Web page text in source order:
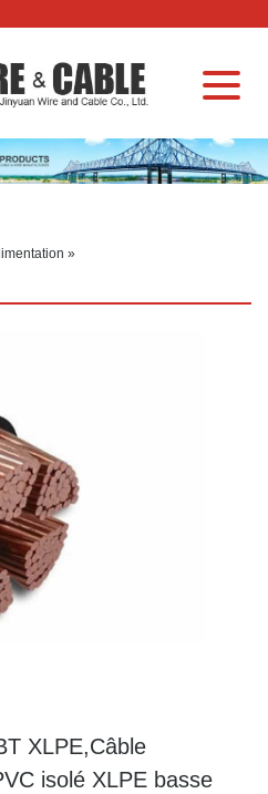
»
XLPE,Câble
isolé XLPE basse